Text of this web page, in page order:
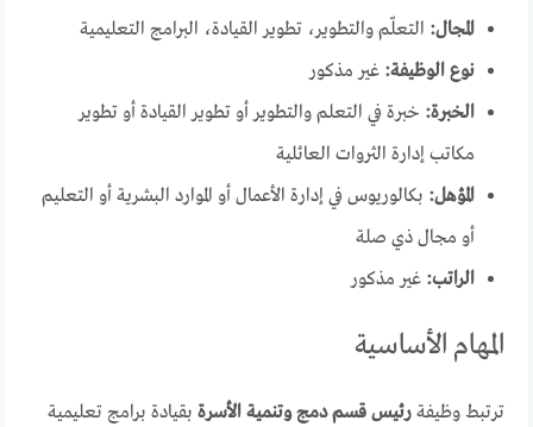
المجال: التعلّم والتطوير، تطوير القيادة، البرامج التعليمية
نوع الوظيفة: غير مذكور
الخبرة: خبرة في التعلم والتطوير أو تطوير القيادة أو تطوير
مكاتب إدارة الثروات العائلية
المؤهل: بكالوريوس في إدارة الأعمال أو الموارد البشرية أو التعليم
أو مجال ذي صلة
الراتب: غير مذكور
المهام الأساسية
ترتبط وظيفةرئيس قسم دمج وتنمية الأسرة بقيادة برامج تعليمية